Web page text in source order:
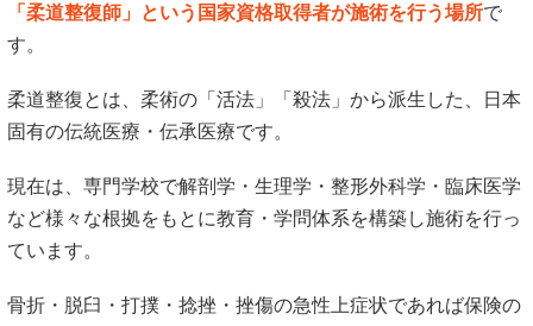
「柔道整復師」という国家資格取得者が施術を行う場所で
す。
柔道整復とは、柔術の「活法」「殺法」から派生した、日本
固有の伝統医療・伝承医療です。
現在は、専門学校で解剖学・生理学・整形外科学・臨床医学
など様々な根拠をもとに教育・学問体系を構築し施術を行っ
ています。
骨折・脱臼・打撲・捻挫・挫傷の急性上症状であれば保険の